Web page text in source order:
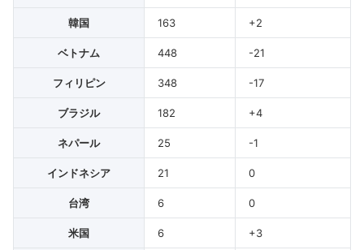
韓国 163 +2
ベトナム 448 -21
フィリピン 348 -17
ブラジル 182 +4
ネパール 25 -1
インドネシア 21 0
台湾 6 0
米国 6 +3